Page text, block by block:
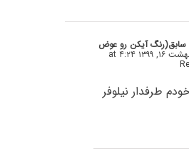
سابق(رنگ آیکن رو عوض
اردیبهشت ۱۶, ۱۳۹۹ at ۴:۲۴
طرفدار نیلوفر